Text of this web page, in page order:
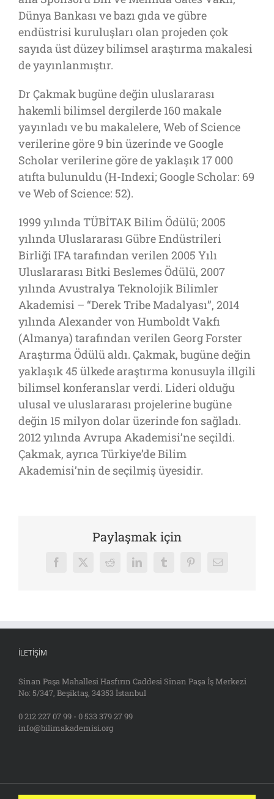
Dünya Bankası ve bazı gıda ve gübre
endüstrisi kuruluşları olan projeden çok
sayıda üst düzey bilimsel araştırma makalesi
de yayınlanmıştır.
Dr Çakmak bugüne değin uluslararası
hakemli bilimsel dergilerde 160 makale
yayınladı ve bu makalelere, Web of Science
verilerine göre 9 bin üzerinde ve Google
Scholar verilerine göre de yaklaşık 17 000
atıfta bulunuldu (H-Indexi; Google Scholar: 69
ve Web of Science: 52).
1999 yılında TÜBİTAK Bilim Ödülü; 2005
yılında Uluslararası Gübre Endüstrileri
Birliği IFA tarafından verilen 2005 Yılı
Uluslararası Bitki Beslemes Ödülü, 2007
yılında Avustralya Teknolojik Bilimler
Akademisi – “Derek Tribe Madalyası”, 2014
yılında Alexander von Humboldt Vakfı
(Almanya) tarafından verilen Georg Forster
Araştırma Ödülü aldı. Çakmak, bugüne değin
yaklaşık 45 ülkede araştırma konusuyla illgili
bilimsel konferanslar verdi. Lideri olduğu
ulusal ve uluslararası projelerine bugüne
değin 15 milyon dolar üzerinde fon sağladı.
2012 yılında Avrupa Akademisi’ne seçildi.
Çakmak, ayrıca Türkiye’de Bilim
Akademisi’nin de seçilmiş üyesidir.
Paylaşmak için
Facebook
X Reddit LinkedInTumblrPinterest
E-
İLETIŞIM
Sinan Paşa Mahallesi Hasfırın Caddesi Sinan Paşa İş Merkezi
No: 5/347, Beşiktaş, 34353 İstanbul
0 212 227 07 99 - 0 533 379 27 99
info@bilimakademisi.org